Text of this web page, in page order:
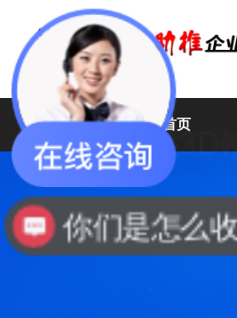
高维动画
网站首页
你们是怎么